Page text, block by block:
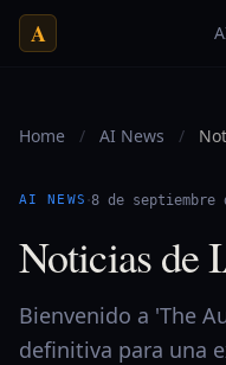
A
Home / AI News /
AI NEWS ·8 de septiembre
Noticias de
Bienvenido a 'The
definitiva para una